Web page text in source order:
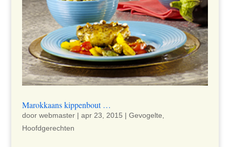
Marokkaans kippenbout …
door webmaster| apr 23, 2015 | Gevogelte
Hoofdgerechten